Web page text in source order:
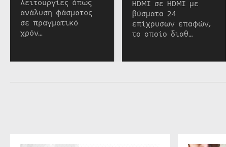
λειτουργίες όπως
ανάλυση φάσματος
σε πραγματικό
χρόν…
HDMI σε HDMI με
βύσματα 24
επίχρυσων επαφών,
το οποίο διαθ…